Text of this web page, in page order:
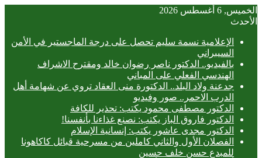
الخميس, 6 أغسطس 2026
الأحدث
الإعلامية نسمة سليم تحصل على درجة الماجستير في الأمن
السيبراني
بالفيديو.. ‎الدكتور ناصر رضوان خالد ومقترح الاشراف
الهندسي الفعلي على المباني
جدعنة ولاد البلد.. الدكتورة منى العقاد تروي عن شهامة أهل
الدرب الاحمر.. صور وفيديو
الدكتور مصطفى محمود يكتب: تحذير للكافة
الدكتور فاروق الباز يكتب: نصنع غذاءنا بأنفسنا!
الدكتور مجدى عاشور يكتب: إنسانية الإسلام
الفصلان الأول والثاني كاملين من مسرحية قبائل كاكاهونا
للمبدع حسن خلف حسين